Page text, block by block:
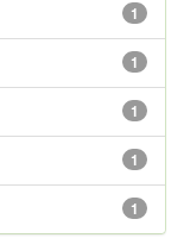
1
1
1
1
1